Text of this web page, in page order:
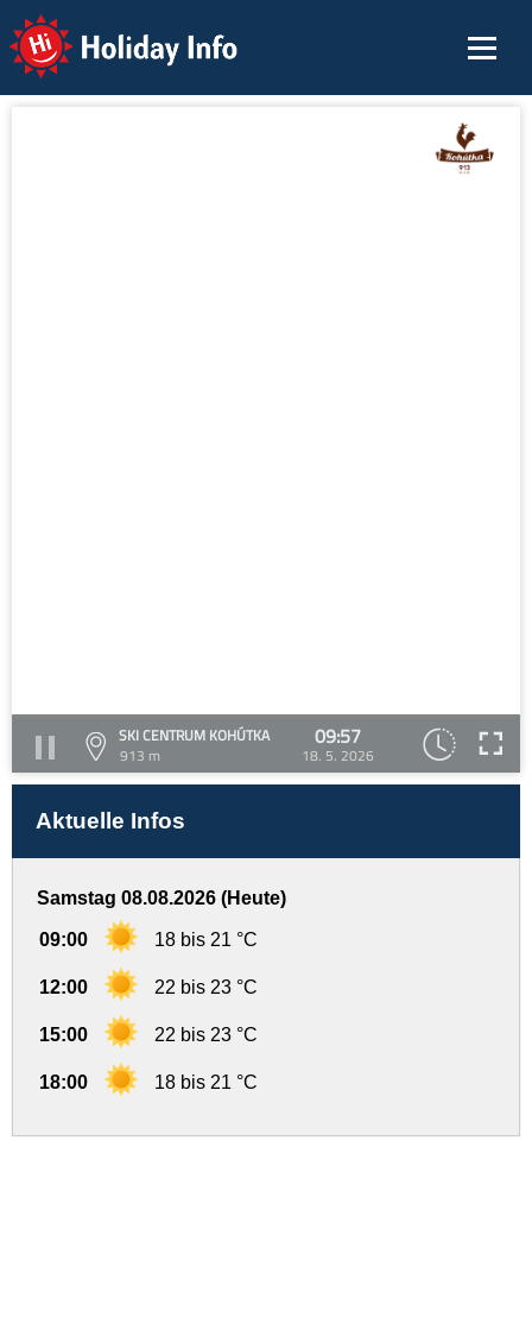
Holiday Info
SKI CENTRUM KOHÚTKA
913 m
09:57
18. 5. 2026
Aktuelle Infos
Samstag 08.08.2026 (Heute)
09:00 18 bis 21 °C
12:00 22 bis 23 °C
15:00 22 bis 23 °C
18:00 18 bis 21 °C